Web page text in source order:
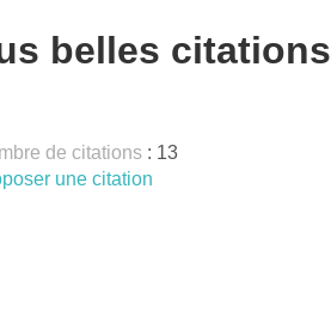
belles citations
de citations : 13
une citation